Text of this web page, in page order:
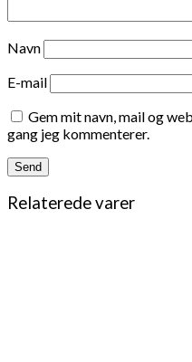
Navn
E-mail
Gem mit navn, mail og
gang jeg kommenterer.
Relaterede varer